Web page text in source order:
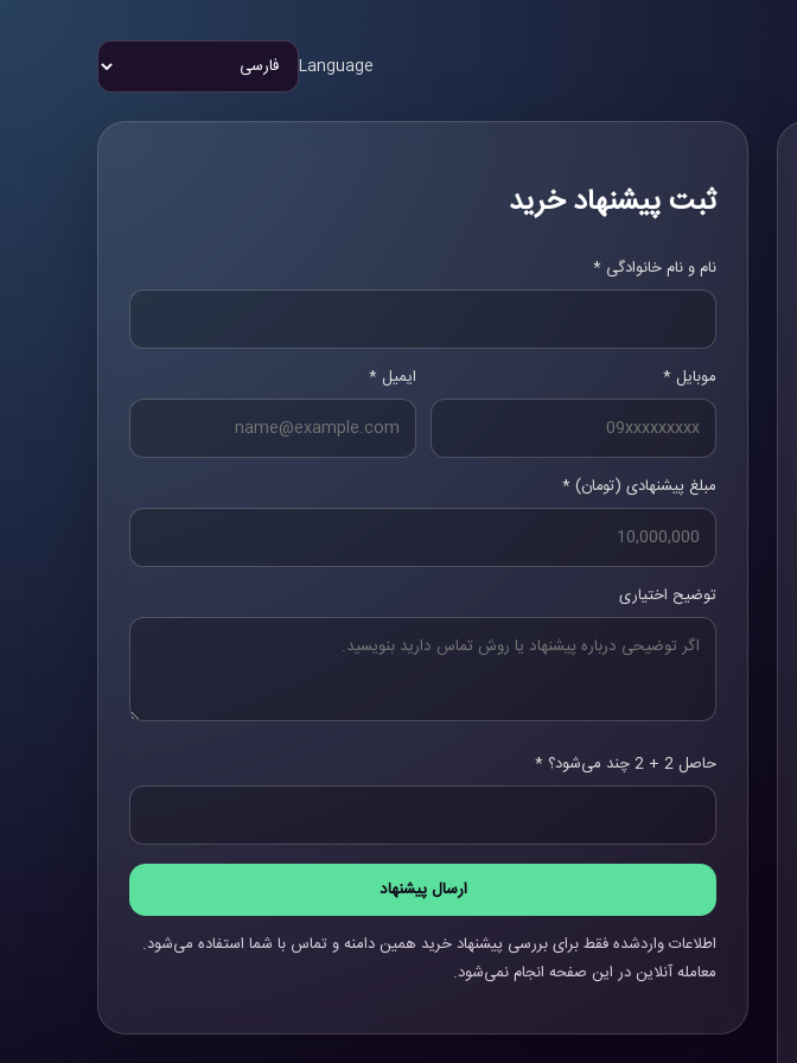
Language
ثبت پیشنهاد خرید
نام و نام خانوادگی *
موبایل * ایمیل *
مبلغ پیشنهادی (تومان) *
توضیح اختیاری
حاصل 2 + 2 چند می‌شود؟ *
ارسال پیشنهاد
اطلاعات واردشده فقط برای بررسی پیشنهاد خرید همین دامنه و تماس با شما استفاده می‌شود.
معامله آنلاین در این صفحه انجام نمی‌شود.